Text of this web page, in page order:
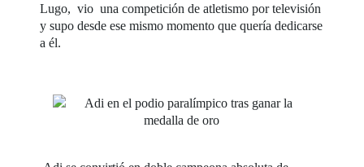
Lugo, vio una competición de atletismo por televisión
y supo desde ese mismo momento que quería dedicarse
a él.